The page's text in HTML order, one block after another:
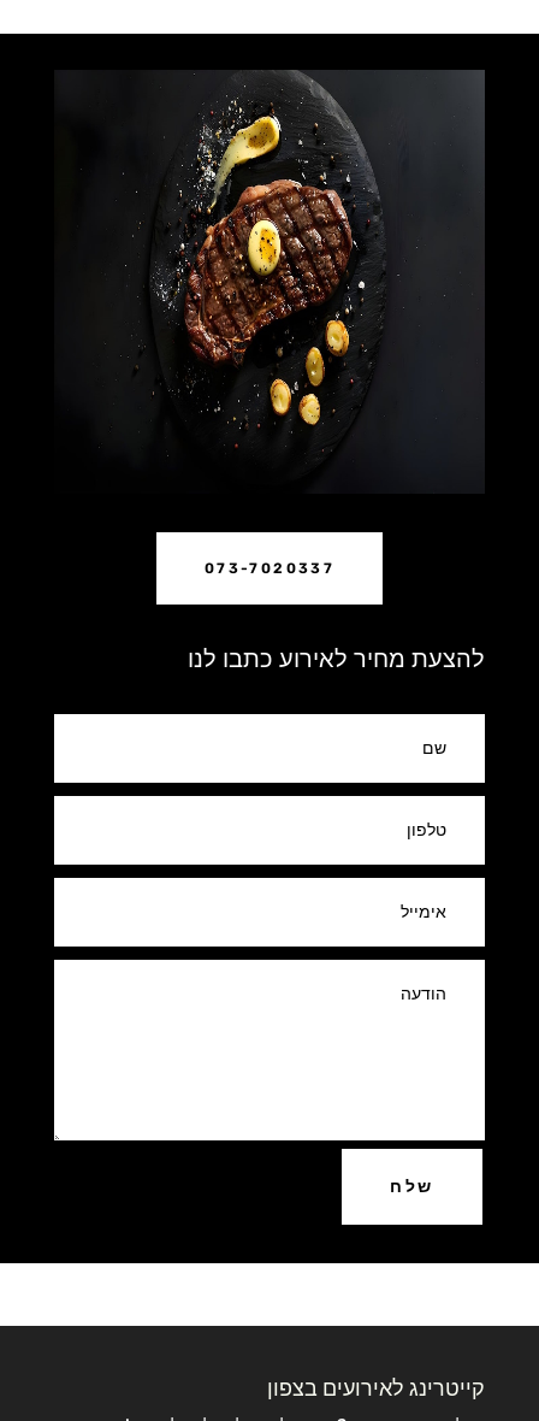
073-7020337
להצעת מחיר לאירוע כתבו לנו
שלח
קייטרינג לאירועים בצפון